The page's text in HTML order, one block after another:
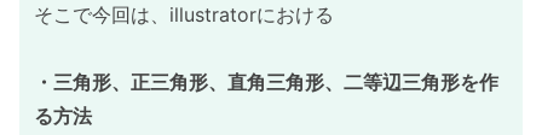
そこで今回は、illustratorにおける
・三角形、正三角形、直角三角形、二等辺三角形を作
る方法